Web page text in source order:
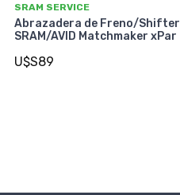
SRAM SERVICE
Abrazadera de Freno/Shifter
SRAM/AVID Matchmaker xPar
U$S89